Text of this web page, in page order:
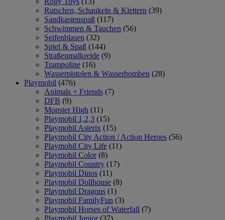
Rutschen, Schaukeln & Klettern (39)
Sandkastenspaß (117)
Schwimmen & Tauchen (56)
Seifenblasen (32)
Spiel & Spaß (144)
Straßenmalkreide (9)
Trampoline (16)
Wasserpistolen & Wasserbomben (28)
Playmobil (476)
Animals + Friends (7)
DFB (9)
Monster High (11)
Playmobil 1,2,3 (15)
Playmobil Asterix (15)
Playmobil City Action / Action Heroes (56)
Playmobil City Life (11)
Playmobil Color (8)
Playmobil Country (17)
Playmobil Dinos (11)
Playmobil Dollhouse (8)
Playmobil Dragons (1)
Playmobil FamilyFun (3)
Playmobil Horses of Waterfall (7)
Playmobil Junior (37)